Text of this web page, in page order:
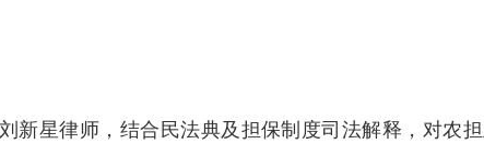
新星律师，结合民法典及担保制度司法解释，对农